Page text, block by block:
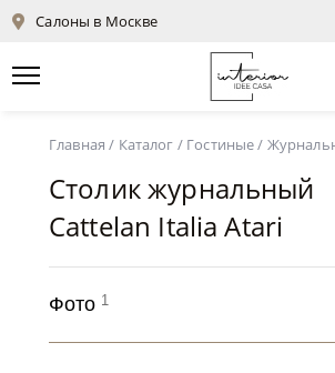
Салоны в Москве
Главная / Каталог / Гостиные/
Столик журнальный
Cattelan Italia Atari
Фото 1